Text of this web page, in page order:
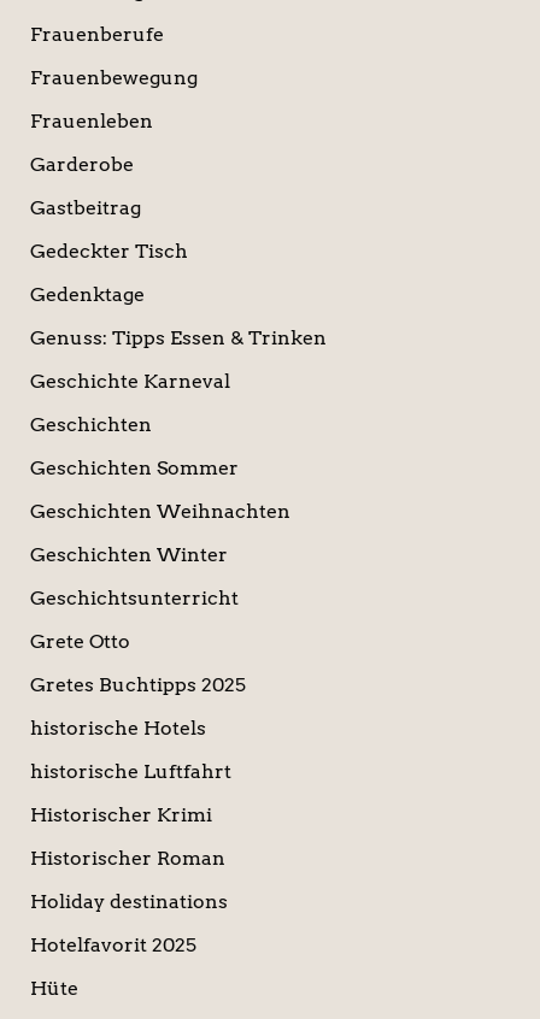
Frauenberufe
Frauenbewegung
Frauenleben
Garderobe
Gastbeitrag
Gedeckter Tisch
Gedenktage
Genuss: Tipps Essen & Trinken
Geschichte Karneval
Geschichten
Geschichten Sommer
Geschichten Weihnachten
Geschichten Winter
Geschichtsunterricht
Grete Otto
Gretes Buchtipps 2025
historische Hotels
historische Luftfahrt
Historischer Krimi
Historischer Roman
Holiday destinations
Hotelfavorit 2025
Hüte